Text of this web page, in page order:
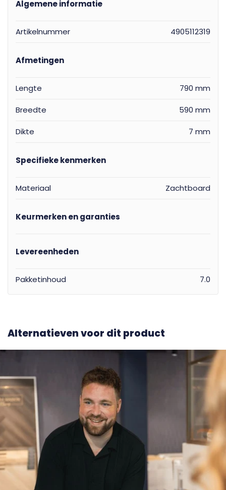
Algemene informatie
Artikelnummer 4905112319
Afmetingen
Lengte 790 mm
Breedte 590 mm
Dikte 7 mm
Specifieke kenmerken
Materiaal Zachtboard
Keurmerken en garanties
Levereenheden
Pakketinhoud 7.0
Alternatieven voor dit product